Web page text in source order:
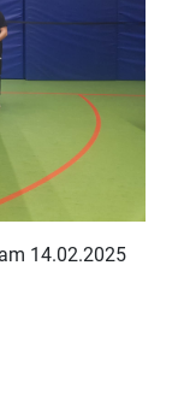
14.02.2025